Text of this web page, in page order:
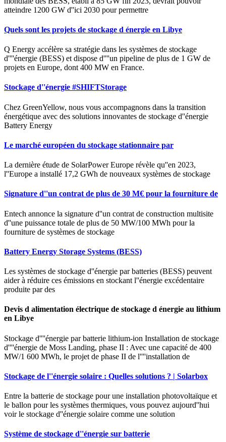
atteindre 1200 GW d''ici 2030 pour permettre
Quels sont les projets de stockage d énergie en Libye
Q Energy accélère sa stratégie dans les systèmes de stockage
d''''énergie (BESS) et dispose d''''un pipeline de plus de 1 GW de
projets en Europe, dont 400 MW en France.
Stockage d''énergie #SHIFTStorage
Chez GreenYellow, nous vous accompagnons dans la transition
énergétique avec des solutions innovantes de stockage d''énergie
Battery Energy
Le marché européen du stockage stationnaire par
La dernière étude de SolarPower Europe révèle qu''en 2023,
l''Europe a installé 17,2 GWh de nouveaux systèmes de stockage
Signature d''un contrat de plus de 30 M€ pour la fourniture de
Entech annonce la signature d''un contrat de construction multisite
d''une puissance totale de plus de 50 MW/100 MWh pour la
fourniture de systèmes de stockage
Battery Energy Storage Systems (BESS)
Les systèmes de stockage d''énergie par batteries (BESS) peuvent
aider à réduire ces émissions en stockant l''énergie excédentaire
produite par des
Devis d alimentation électrique de stockage d énergie au lithium
en Libye
Stockage d''''énergie par batterie lithium-ion Installation de stockage
d''''énergie de Moss Landing, phase II : Avec une capacité de 400
MW/1 600 MWh, le projet de phase II de l''''installation de
Stockage de l''énergie solaire : Quelles solutions ? | Solarbox
Entre la batterie de stockage pour une installation photovoltaïque et
le ballon pour les systèmes thermiques, vous pouvez aujourd''hui
voir le stockage d''énergie solaire comme une solution
Système de stockage d''énergie sur batterie